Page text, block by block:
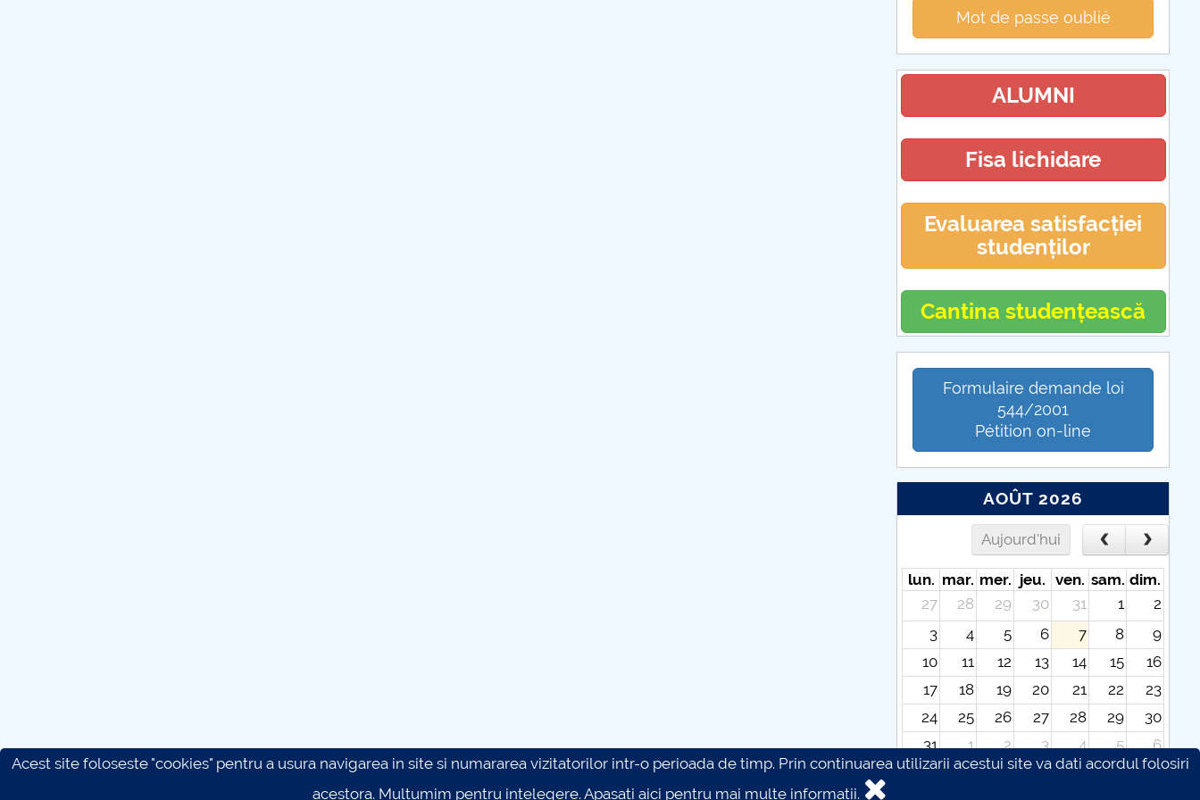
Mot de passe oublié
ALUMNI
Fisa lichidare
Evaluarea satisfacției
studenților
Cantina studențească
Formulaire demande loi
544/2001
Pétition on-line
AOÛT 2026
Aujourd'hui
lun. mar. mer. jeu. ven. sam. dim.
27
28 29 30 31 1
2
3
4 5 6 7 8
9
10
11 12 13 14 15
16
17
18 19 20 21 22
23
24
25 26 27 28 29
30
31
1 2 3 4 5
6
Acest site foloseste "cookies" pentru a usura navigarea in site si numararea vizitatorilor intr-o perioada de timp. Prin continuarea utilizarii acestui site va dati acordul folosiri
acestora. Multumim pentru intelegere.Apasati aici pentru mai multe informatii.